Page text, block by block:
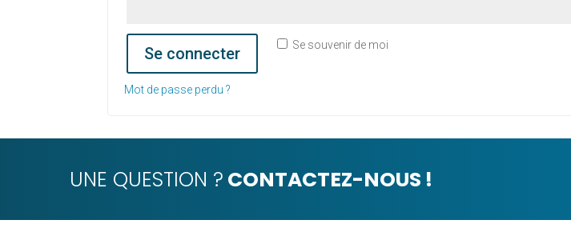
Se souvenir de moi
Se connecter
Mot de passe perdu ?
UNE QUESTION ? CONTACTEZ-NOUS !